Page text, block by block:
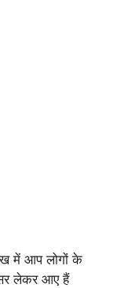
में आप लोगों के
लेकर आए हैं